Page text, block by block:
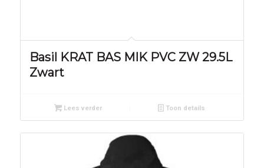
Basil KRAT BAS MIK PVC ZW 29.5L
Zwart
Lees verder Toon details